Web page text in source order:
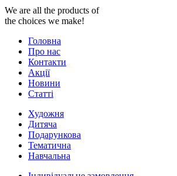
We are all the products of
the choices we make!
Головна
Про нас
Контакти
Акції
Новини
Статті
Художня
Дитяча
Подарункова
Тематична
Навчальна